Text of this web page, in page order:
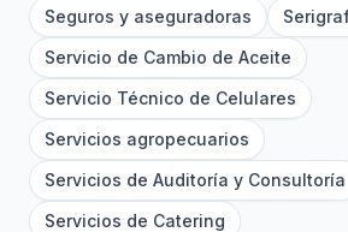
Seguros y aseguradoras
Servicio de Cambio de Aceite
Servicio Técnico de Celulares
Servicios agropecuarios
Servicios de Auditoría y Consultoría
Servicios de Catering